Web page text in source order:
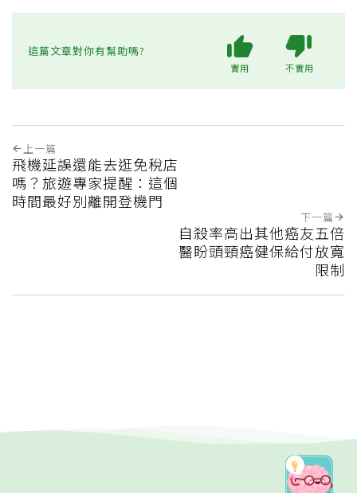
這篇文章對你有幫助嗎?
實用 不實用
上一篇
飛機延誤還能去逛免稅店
嗎？旅遊專家提醒：這個
時間最好別離開登機門
下一篇
自殺率高出其他癌友五倍
醫盼頭頸癌健保給付放寬
限制